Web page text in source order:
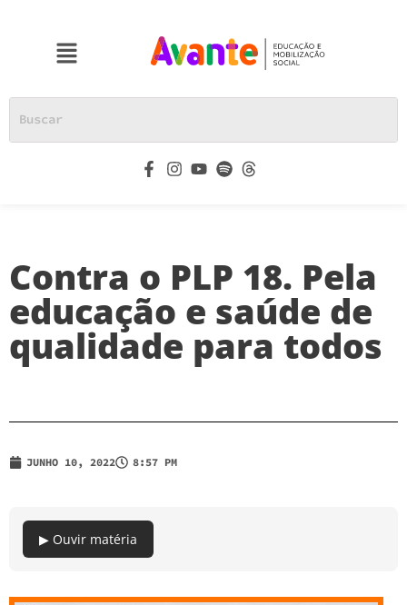
Contra o PLP 18. Pela
educação e saúde de
qualidade para todos
JUNHO 10, 2022 8:57 PM
▶ Ouvir matéria